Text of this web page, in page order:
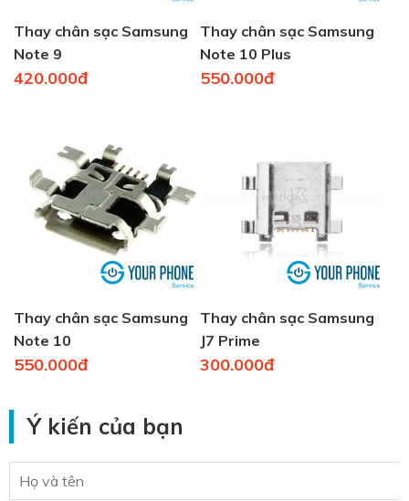
Thay chân sạc Samsung
Note 9
420.000đ
Thay chân sạc Samsung
Note 10 Plus
550.000đ
Thay chân sạc Samsung
Note 10
550.000đ
Thay chân sạc Samsung
J7 Prime
300.000đ
Ý kiến của bạn